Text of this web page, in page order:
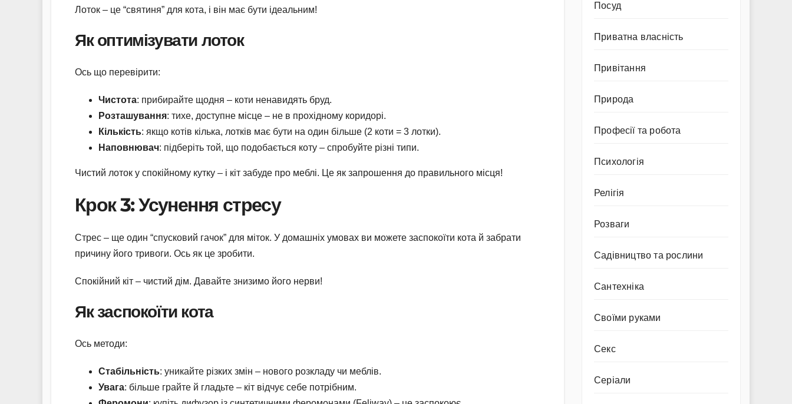
Лоток – це “святиня” для кота, і він має бути ідеальним!
Як оптимізувати лоток
Ось що перевірити:
Чистота: прибирайте щодня – коти ненавидять бруд.
Розташування: тихе, доступне місце – не в прохідному коридорі.
Кількість: якщо котів кілька, лотків має бути на один більше (2 коти = 3 лотки).
Наповнювач: підберіть той, що подобається коту – спробуйте різні типи.
Чистий лоток у спокійному кутку – і кіт забуде про меблі. Це як запрошення до правильного місця!
Крок 3: Усунення стресу
Стрес – ще один “спусковий гачок” для міток. У домашніх умовах ви можете заспокоїти кота й забрати
причину його тривоги. Ось як це зробити.
Спокійний кіт – чистий дім. Давайте знизимо його нерви!
Як заспокоїти кота
Ось методи:
Стабільність: уникайте різких змін – нового розкладу чи меблів.
Увага: більше грайте й гладьте – кіт відчує себе потрібним.
Посуд
Приватна власність
Привітання
Природа
Професії та робота
Психологія
Релігія
Розваги
Садівництво та рослини
Сантехніка
Своїми руками
Секс
Серіали